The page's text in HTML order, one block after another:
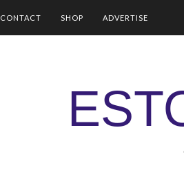
CONTACT SHOP ADVERTISE